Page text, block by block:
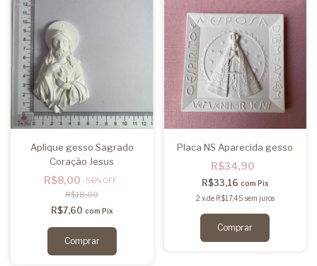
Aplique gesso Sagrado
Coração Jesus
R$8,00 -56% OFF
R$18,00
R$7,60 com Pix
Placa NS Aparecida gesso
R$34,90
R$33,16 com Pix
2 xde R$17,45 sem juros